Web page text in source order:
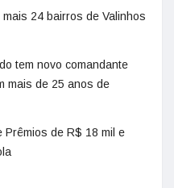
24 bairros de Valinhos
tem novo comandante
mais de 25 anos de
Prêmios de R$ 18 mil e